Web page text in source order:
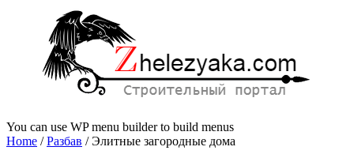
You can use WP menu builder to build menus
Home /Разбав /Элитные загородные дома